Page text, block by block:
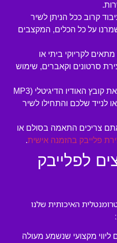
קרוב ככל הניתן לשיר
על כל הכלים, המקצבים
לקריוקי ביתי או
סרטונים וקאברים, שימוש
הורידו את קובץ האודיו הדיגיטלי (MP3
לנייד שלכם והתחילו לשיר
צריכים התאמה בסולם או
פלייבק בהזמנה אישית.
לפלייבק
האיכותית שלנו
ליווי מקצועי שנשמע מעולה